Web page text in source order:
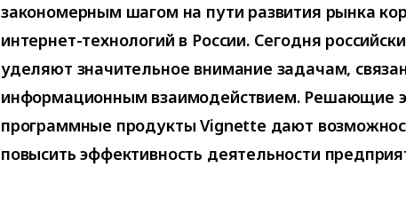
закономерным шагом на пути развития рынка
интернет-технологий в России. Сегодня
уделяют значительное внимание задачам,
информационным взаимодействием. Решающие
программные продукты Vignette дают
повысить эффективность деятельности